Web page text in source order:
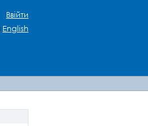
Ввійти
English